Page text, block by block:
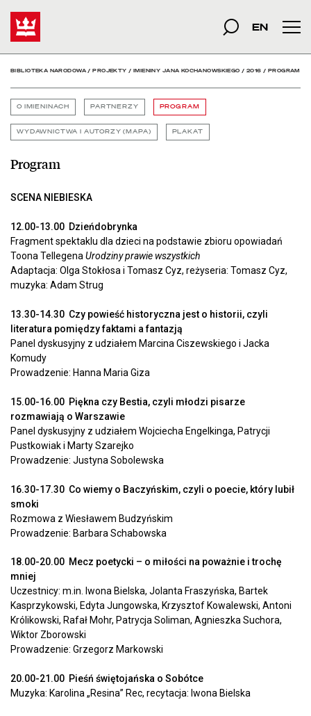
Program - Biblioteka
szukana fraza
Szukaj
EN
BIBLIOTEKA NARODOWA/PROJEKTY / IMIENINY JANA KOCHANOWSKIEGO / 2016 / PROGRAM
O IMIENINACH PARTNERZY PROGRAM
WYDAWNICTWA I AUTORZY (MAPA) PLAKAT
Program
SCENA NIEBIESKA
12.00-13.00 Dzieńdobrynka
Fragment spektaklu dla dzieci na podstawie zbioru opowiadań
Toona Tellegena Urodziny prawie wszystkich
Adaptacja: Olga Stokłosa i Tomasz Cyz, reżyseria: Tomasz Cyz,
muzyka: Adam Strug
13.30-14.30 Czy powieść historyczna jest o historii, czyli
literatura pomiędzy faktami a fantazją
Panel dyskusyjny z udziałem Marcina Ciszewskiego i Jacka
Komudy
Prowadzenie: Hanna Maria Giza
15.00-16.00 Piękna czy Bestia, czyli młodzi pisarze
rozmawiają o Warszawie
Panel dyskusyjny z udziałem Wojciecha Engelkinga, Patrycji
Pustkowiak i Marty Szarejko
Prowadzenie: Justyna Sobolewska
16.30-17.30 Co wiemy o Baczyńskim, czyli o poecie, który lubił
smoki
Rozmowa z Wiesławem Budzyńskim
Prowadzenie: Barbara Schabowska
18.00-20.00 Mecz poetycki – o miłości na poważnie i trochę
mniej
Uczestnicy: m.in. Iwona Bielska, Jolanta Fraszyńska, Bartek
Kasprzykowski, Edyta Jungowska, Krzysztof Kowalewski, Antoni
Królikowski, Rafał Mohr, Patrycja Soliman, Agnieszka Suchora,
Wiktor Zborowski
Prowadzenie: Grzegorz Markowski
20.00-21.00 Pieśń świętojańska o Sobótce
Muzyka: Karolina „Resina” Rec, recytacja: Iwona Bielska